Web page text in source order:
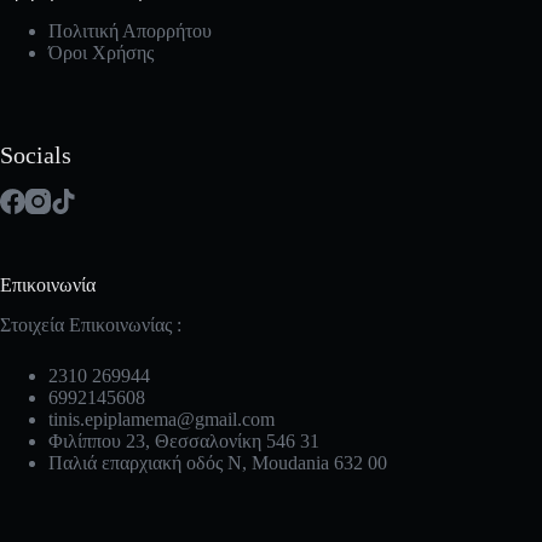
Πολιτική Απορρήτου
Όροι Χρήσης
Socials
Επικοινωνία
Στοιχεία Επικοινωνίας :
2310 269944
6992145608
tinis.epiplamema@gmail.com
Φιλίππου 23, Θεσσαλονίκη 546 31
Παλιά επαρχιακή οδός Ν, Moudania 632 00